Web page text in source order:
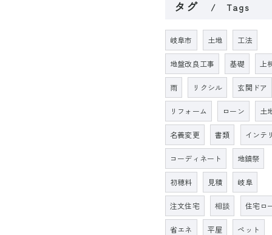
タグ Tags
岐阜市 土地 工法
地盤改良工事 基礎 上
雨 リクシル 玄関ドア
リフォーム ローン 土
名義変更 書類 インテ
コーディネート 地鎮祭
初穂料 見積 岐阜
注文住宅 相談 住宅ロ
省エネ 平屋 ペット